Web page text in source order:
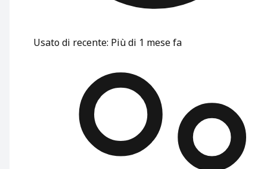
Usato di recente: Più di 1 mese fa